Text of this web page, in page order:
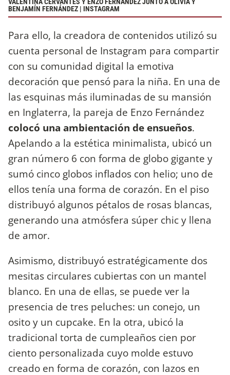
VALENTINA CERVANTES Y ENZO FERNÁNDEZ JUNTO A OLIVIA Y
BENJAMÍN FERNÁNDEZ | INSTAGRAM
Para ello, la creadora de contenidos utilizó su
cuenta personal de Instagram para compartir
con su comunidad digital la emotiva
decoración que pensó para la niña. En una de
las esquinas más iluminadas de su mansión
en Inglaterra, la pareja de Enzo Fernández
colocó una ambientación de ensueños.
Apelando a la estética minimalista, ubicó un
gran número 6 con forma de globo gigante y
sumó cinco globos inflados con helio; uno de
ellos tenía una forma de corazón. En el piso
distribuyó algunos pétalos de rosas blancas,
generando una atmósfera súper chic y llena
de amor.
Asimismo, distribuyó estratégicamente dos
mesitas circulares cubiertas con un mantel
blanco. En una de ellas, se puede ver la
presencia de tres peluches: un conejo, un
osito y un cupcake. En la otra, ubicó la
tradicional torta de cumpleaños cien por
ciento personalizada cuyo molde estuvo
creado en forma de corazón, con lazos en